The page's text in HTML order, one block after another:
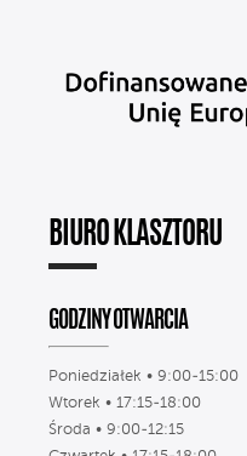
BIURO KLASZTORU
GODZINY OTWARCIA
Poniedziałek • 9:00-15:00
Wtorek • 17:15-18:00
Środa • 9:00-12:15